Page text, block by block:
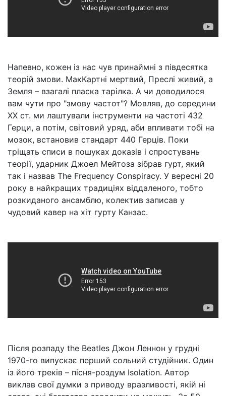
Напевно, кожен із нас чув принаймні з півдесятка
теорій змови. МакКартні мертвий, Преслі живий, а
Земля – взагалі пласка тарілка. А чи доводилося
вам чути про "змову частот"? Мовляв, до середини
XX ст. ми лаштували інструменти на частоті 432
Герци, а потім, світовий уряд, аби впливати тобі на
мозок, встановив стандарт 440 Герців. Поки
тріщать списи в пошуках доказів і спростувань
теорії, ударник Джоел Мейтоза зібрав гурт, який
так і назвав The Frequency Conspiracy. У вересні 20
року в найкращих традиціях віддаленого, тобто
розкиданого ансамблю, колектив записав у
чудовий кавер на хіт гурту Канзас.
Після розпаду the Beatles Джон Леннон у грудні
1970-го випускає перший сольний студійник. Один
із його треків – пісня-роздум Isolation. Автор
виклав свої думки з приводу вразливості, якій ні